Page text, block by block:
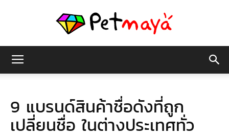
มายา
9 แบรนด์สินค้าชื่อดังที่ถูก
เปลี่ยนชื่อ ในต่างประเทศทั่ว